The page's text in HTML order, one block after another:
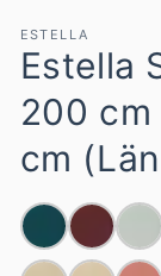
ESTELLA
Estella
200
cm